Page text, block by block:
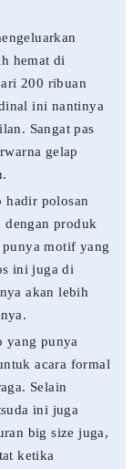
hemat di
200 ribuan
ini nantinya
Sangat pas
gelap
hadir polosan
dengan produk
motif yang
ini juga di
akan lebih
yang punya
acara formal
Selain
ini juga
big size juga,
ketika